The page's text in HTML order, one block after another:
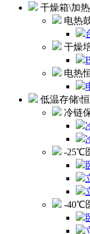
干燥箱\加
电热
干燥
电热
低温存储\
冷链
-25℃
-40℃